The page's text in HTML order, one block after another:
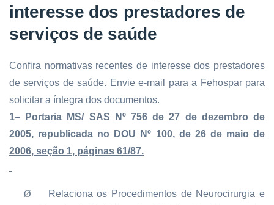
interesse dos prestadores de
serviços de saúde
Confira normativas recentes de interesse dos prestadores
de serviços de saúde. Envie e-mail para a Fehospar para
solicitar a íntegra dos documentos.
1–
Portaria MS/ SAS Nº 756 de 27 de dezembro de
2005, republicada no DOU Nº 100, de 26 de maio de
2006, seção 1, páginas 61/87.
Ø
Relaciona os Procedimentos de Neurocirurgia e